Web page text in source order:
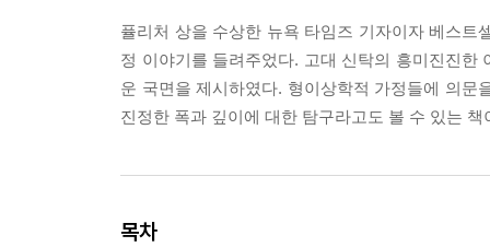
퓰리처 상을 수상한 뉴욕 타임즈 기자이자 베스
정 이야기를 들려주었다. 고대 신탁의 흥미진진
운 국면을 제시하였다. 형이상학적 가정들에 의
진정한 폭과 깊이에 대한 탐구라고도 볼 수 있는 책
목차